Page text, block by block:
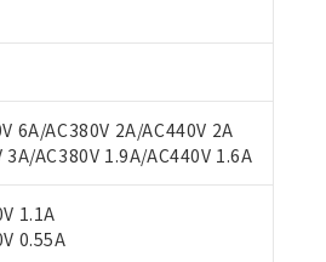
6A/AC380V 2A/AC440V 2A
AC380V 1.9A/AC440V 1.6A
1.1A
0.55A
ください。
当社在庫状況および標準価格(税抜)を
ている更新日時点での社内データに基
よび標準価格とは異なる場合があるこ
有無と関係のない商品です。
が、含有品と判明した場合などやむ
(Cd) 100ppm以下、
1000ppm以下、ポリ臭化ジフェニルエーテル類
以下、フタル酸ブチルベンジル（BBP）
以下
項目は除く。
を超えていることを示します。
せください。
、
1000ppm、 PBDEs(ポリ臭化ジフェニルエーテル
よび外国貿易法に定める商品（以下｢
砕するなど、違法に輸出されないよう